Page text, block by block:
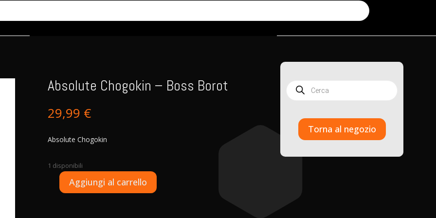
Absolute Chogokin – Boss Borot
29,99 €
Absolute Chogokin
1 disponibili
AbsoluteAggiungi al carrello
A
l
Products
search
Torna al negozio